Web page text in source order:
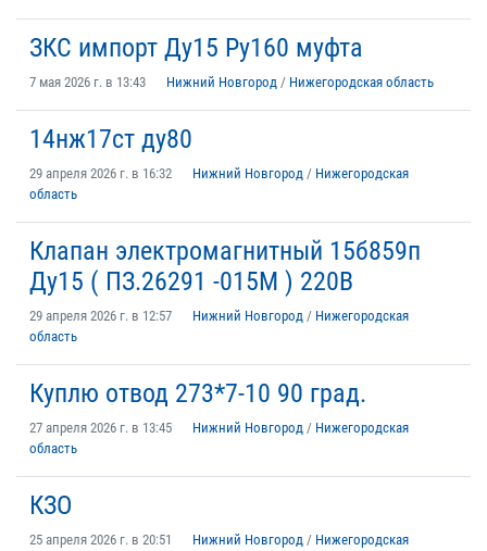
ЗКС импорт Ду15 Ру160 муфта
7 мая 2026 г. в 13:43 Нижний Новгород / Нижегородская область
14нж17ст ду80
29 апреля 2026 г. в 16:32 Нижний Новгород / Нижегородская
область
Клапан электромагнитный 15б859п
Ду15 ( ПЗ.26291 -015М ) 220В
29 апреля 2026 г. в 12:57 Нижний Новгород / Нижегородская
область
Куплю отвод 273*7-10 90 град.
27 апреля 2026 г. в 13:45 Нижний Новгород / Нижегородская
область
КЗО
25 апреля 2026 г. в 20:51 Нижний Новгород / Нижегородская